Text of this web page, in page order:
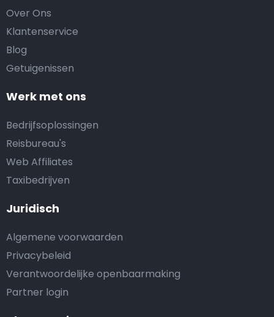
Over Ons
Klantenservice
Blog
Getuigenissen
Werk met ons
Bedrijfsoplossingen
Reisbureau's
Web Affiliates
Taxibedrijven
Juridisch
Algemene voorwaarden
Privacybeleid
Verantwoordelijke openbaarmaking
Partner login